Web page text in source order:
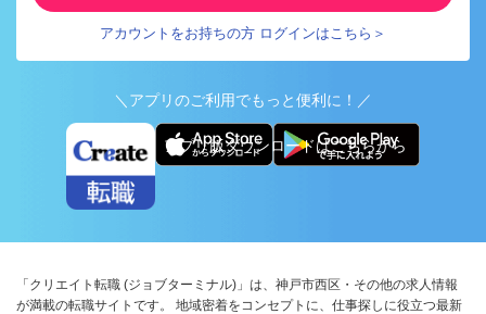
アカウントをお持ちの方 ログインはこちら＞
＼アプリのご利用でもっと便利に！／
アプリ版ダウンロードはこちらから
「クリエイト転職 (ジョブターミナル)」は、神戸市西区・その他の求人情報
が満載の転職サイトです。 地域密着をコンセプトに、仕事探しに役立つ最新